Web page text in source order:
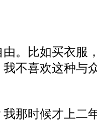
由。比如买衣服
不喜欢这种与
我那时候才上二